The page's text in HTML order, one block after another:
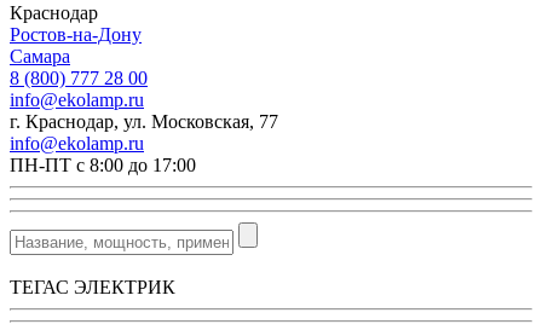
Краснодар
Ростов-на-Дону
Самара
8 (800) 777 28 00
info@ekolamp.ru
г. Краснодар, ул. Московская, 77
info@ekolamp.ru
ПН-ПТ с 8:00 до 17:00
ТЕГАС ЭЛЕКТРИК